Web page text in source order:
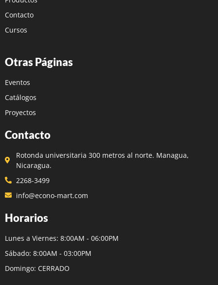
Contacto
Cursos
Otras Páginas
Eventos
Catálogos
Proyectos
Contacto
Rotonda universitaria 300 metros al norte. Managua,
Nicaragua.
2268-3499
info@econo-mart.com
Horarios
Lunes a Viernes: 8:00AM - 06:00PM
Sábado: 8:00AM - 03:00PM
Domingo: CERRADO